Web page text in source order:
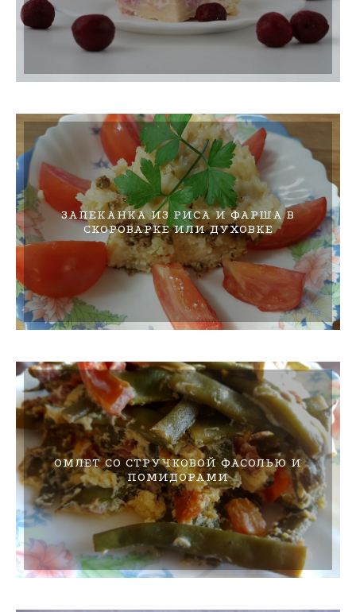
ЗАПЕКАНКА ИЗ РИСА И ФАРША В
СКОРОВАРКЕ ИЛИ ДУХОВКЕ
ОМЛЕТ СО СТРУЧКОВОЙ ФАСОЛЬЮ И
ПОМИДОРАМИ